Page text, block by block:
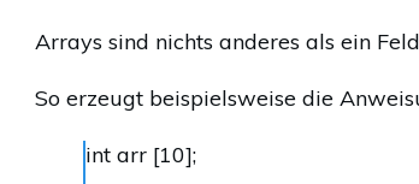
Arrays sind nichts anderes als ein
So erzeugt beispielsweise die
int arr [10];